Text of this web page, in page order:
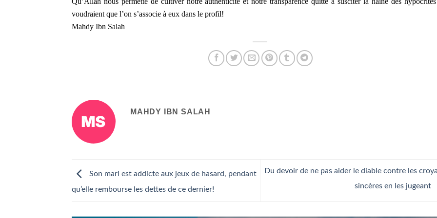
voudraient que l’on s’associe à eux dans le profil!
Mahdy Ibn Salah
MAHDY IBN SALAH
Son mari est addicte aux jeux de hasard, pendant
qu’elle rembourse les dettes de ce dernier!
Du devoir de ne pas aider le diable contre les
sincères en les jugeant